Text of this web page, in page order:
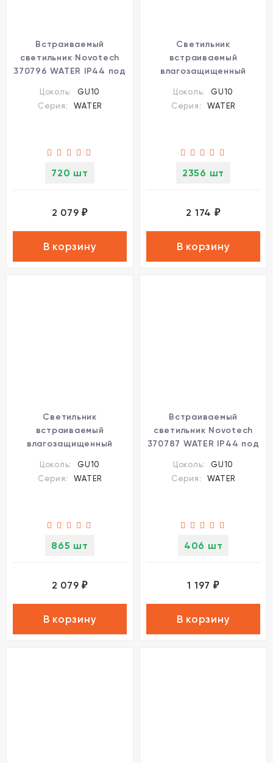
Встраиваемый
светильник Novotech
370796 WATER IP44 под
Цоколь:
GU10
Серия:
WATER
720 шт
2 079₽
В корзину
Светильник
встраиваемый
влагозащищенный
Цоколь:
GU10
Серия:
WATER
2356 шт
2 174 ₽
В корзину
Светильник
встраиваемый
влагозащищенный
Цоколь:
GU10
Серия:
WATER
865 шт
2 079₽
В корзину
Встраиваемый
светильник Novotech
370787 WATER IP44 под
Цоколь:
GU10
Серия:
WATER
406 шт
1 197 ₽
В корзину